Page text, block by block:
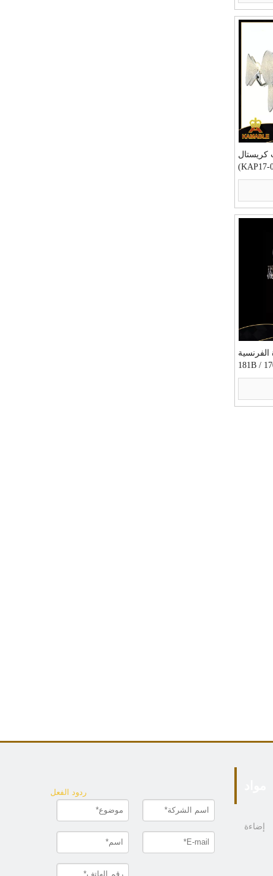
كريستال
الفرنسية
باتينا براس الثريا (1701/4 / 181B
FP)
إضاءة
ردود الفعل